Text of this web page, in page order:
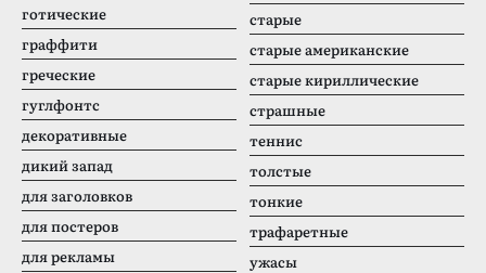
готические
граффити
греческие
гуглфонтс
декоративные
дикий запад
для заголовков
для постеров
для рекламы
старые
старые американские
старые кириллические
страшные
теннис
толстые
тонкие
трафаретные
ужасы